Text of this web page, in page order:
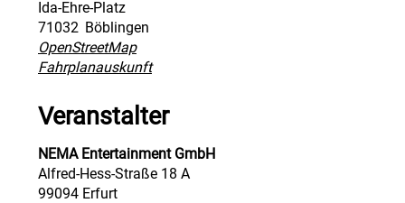
Ida-Ehre-Platz
71032 Böblingen
OpenStreetMap
Fahrplanauskunft
Veranstalter
NEMA Entertainment GmbH
Alfred-Hess-Straße 18 A
99094 Erfurt